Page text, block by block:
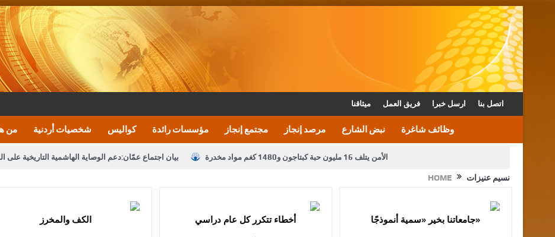
ميثاقنا فريق العمل ارسل خبرا اتصل بنا
من شخصيات أردنية كواليس مؤسسات رائدة مجتمع إنجاز مرصد إنجاز نبض الشارع وظائف شاغرة
بيان اجتماع عمّان:دعم الوصاية الهاشمية التاريخية على الأمن يتلف 16 مليون حبة كبتاجون و1480 كغم مواد مخدرة
القاضي يلتقي رؤساء تحرير الصحف اليومية ويؤكد حرص مجلس دعوة المكلفين بخدمة العلم (الدفعة الثالثة) إلى مراجعة منصة خدمة العلم
الملك يتلقى اتصالا هاتفيا من العاهل البحريني القاضي محمود أحمد فريحات.. مبارك ومزيدا من التوفيق
HOME نسيم عنيزات
الكف والمخرز أخطاء تتكرر كل عام دراسي جامعاتنا بخير «سمية أنموذجًا»